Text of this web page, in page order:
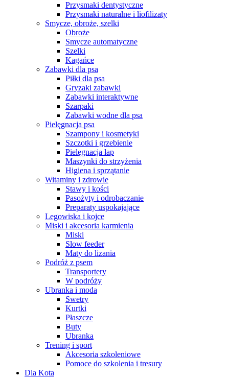
Przysmaki dentystyczne
Przysmaki naturalne i liofilizaty
Smycze, obroże, szelki
Obroże
Smycze automatyczne
Szelki
Kagańce
Zabawki dla psa
Piłki dla psa
Gryzaki zabawki
Zabawki interaktywne
Szarpaki
Zabawki wodne dla psa
Pielęgnacja psa
Szampony i kosmetyki
Szczotki i grzebienie
Pielęgnacja łap
Maszynki do strzyżenia
Higiena i sprzątanie
Witaminy i zdrowie
Stawy i kości
Pasożyty i odrobaczanie
Preparaty uspokajające
Legowiska i kojce
Miski i akcesoria karmienia
Miski
Slow feeder
Maty do lizania
Podróż z psem
Transportery
W podróży
Ubranka i moda
Swetry
Kurtki
Płaszcze
Buty
Ubranka
Trening i sport
Akcesoria szkoleniowe
Pomoce do szkolenia i tresury
Dla Kota